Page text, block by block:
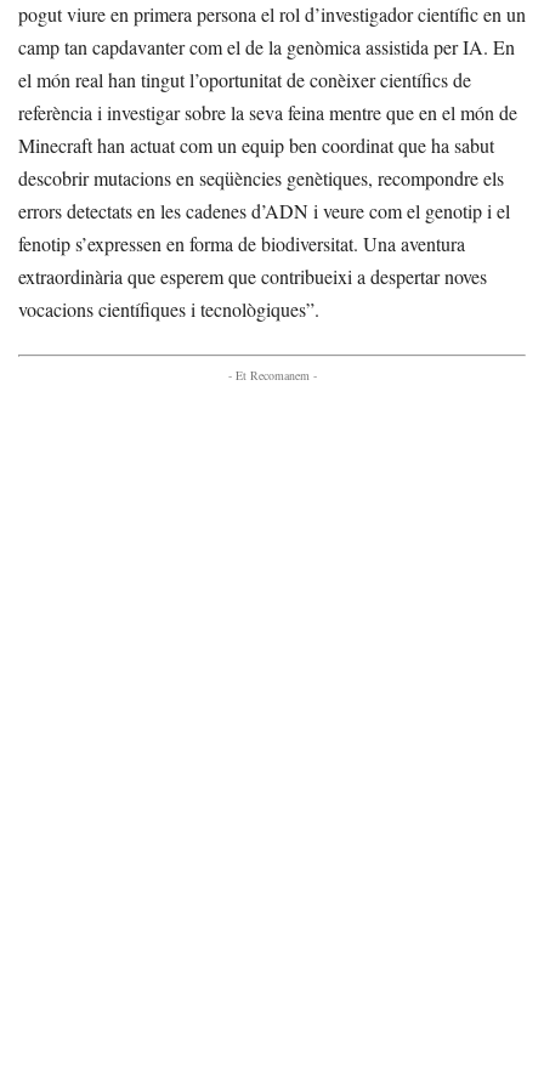
pogut viure en primera persona el rol d’investigador científic en un
camp tan capdavanter com el de la genòmica assistida per IA. En
el món real han tingut l’oportunitat de conèixer científics de
referència i investigar sobre la seva feina mentre que en el món de
Minecraft han actuat com un equip ben coordinat que ha sabut
descobrir mutacions en seqüències genètiques, recompondre els
errors detectats en les cadenes d’ADN i veure com el genotip i el
fenotip s’expressen en forma de biodiversitat. Una aventura
extraordinària que esperem que contribueixi a despertar noves
vocacions científiques i tecnològiques”.
- Et Recomanem -